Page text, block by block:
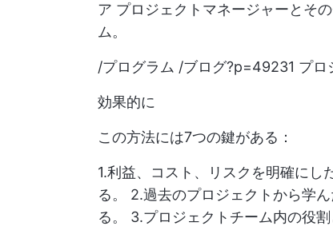
ア プロジェクトマネージャーとそ
ム。
/プログラム /ブログ?p=49231 プ
効果的に
この方法には7つの鍵がある：
1.利益、コスト、リスクを明確に
る。 2.過去のプロジェクトから学
る。 3.プロジェクトチーム内の役